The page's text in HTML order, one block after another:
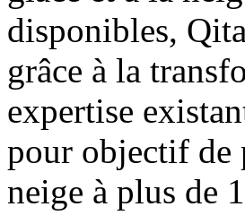
disponibles,
grâce à la
expertise
pour objectif de
neige à plus de